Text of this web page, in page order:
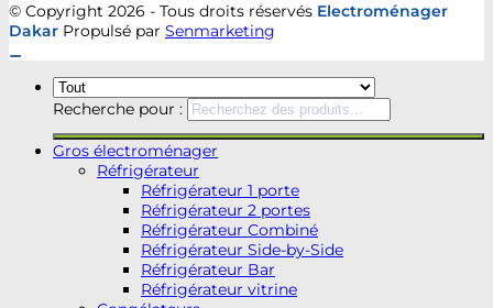
© Copyright 2026 - Tous droits réservés Electroménager
Dakar Propulsé par Senmarketing
Recherche pour :
Gros électroménager
Réfrigérateur
Réfrigérateur 1 porte
Réfrigérateur 2 portes
Réfrigérateur Combiné
Réfrigérateur Side-by-Side
Réfrigérateur Bar
Réfrigérateur vitrine